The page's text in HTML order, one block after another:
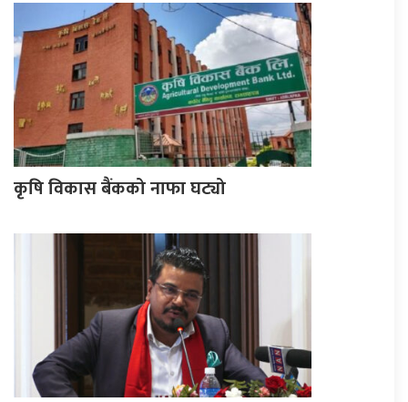
कृषि विकास बैंकको नाफा घट्यो